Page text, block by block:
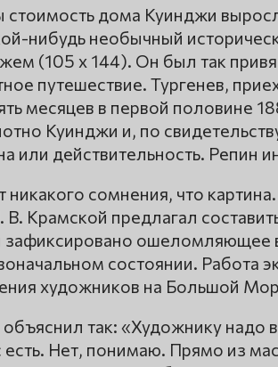
дома Куинджи
нибудь необычный
(105 x 144). Он был так
путешествие. Тургенев,
месяцев в первой половине
Куинджи и, по
или действительность.
никакого сомнения, что
В. Крамской предлагал
ошеломляющее
состоянии. Работа
художников на Большой
так: «Художнику надо
есть. Нет, понимаю. Прямо из